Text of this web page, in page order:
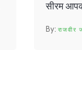
सीरम
राजवीर